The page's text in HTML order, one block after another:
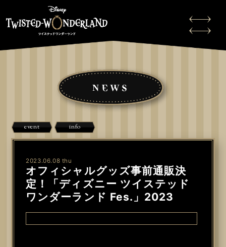
NEWS
event info
2023.06.08 thu
オフィシャルグッズ事前通販決
定！「ディズニー ツイステッド
ワンダーランド Fes.」2023